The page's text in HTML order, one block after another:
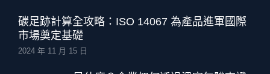
碳足跡計算全攻略：ISO 14067 為產品進軍國際
市場奠定基礎
2024 年 11 月 15 日